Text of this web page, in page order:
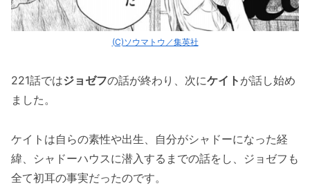
(C)ソウマトウ／集英社
221話ではジョゼフの話が終わり、次にケイト が話し始め
ました。
ケイトは自らの素性や出生、自分がシャドーになった経
緯、シャドーハウスに潜入するまでの話をし、ジョゼフも
全て初耳の事実だったのです。